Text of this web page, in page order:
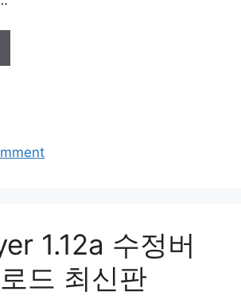
1.12a 수정버
드 최신판